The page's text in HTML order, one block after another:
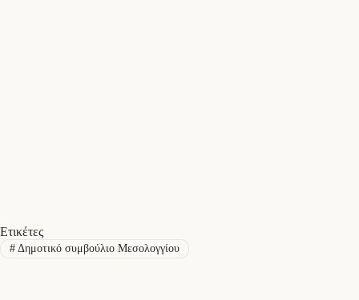
Ετικέτες
#Δημοτικό συμβούλιο Μεσολογγίου